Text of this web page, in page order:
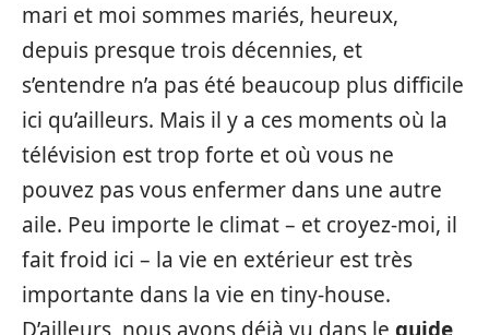
mari et moi sommes mariés, heureux,
depuis presque trois décennies, et
s’entendre n’a pas été beaucoup plus difficile
ici qu’ailleurs. Mais il y a ces moments où la
télévision est trop forte et où vous ne
pouvez pas vous enfermer dans une autre
aile. Peu importe le climat – et croyez-moi, il
fait froid ici – la vie en extérieur est très
importante dans la vie en tiny-house.